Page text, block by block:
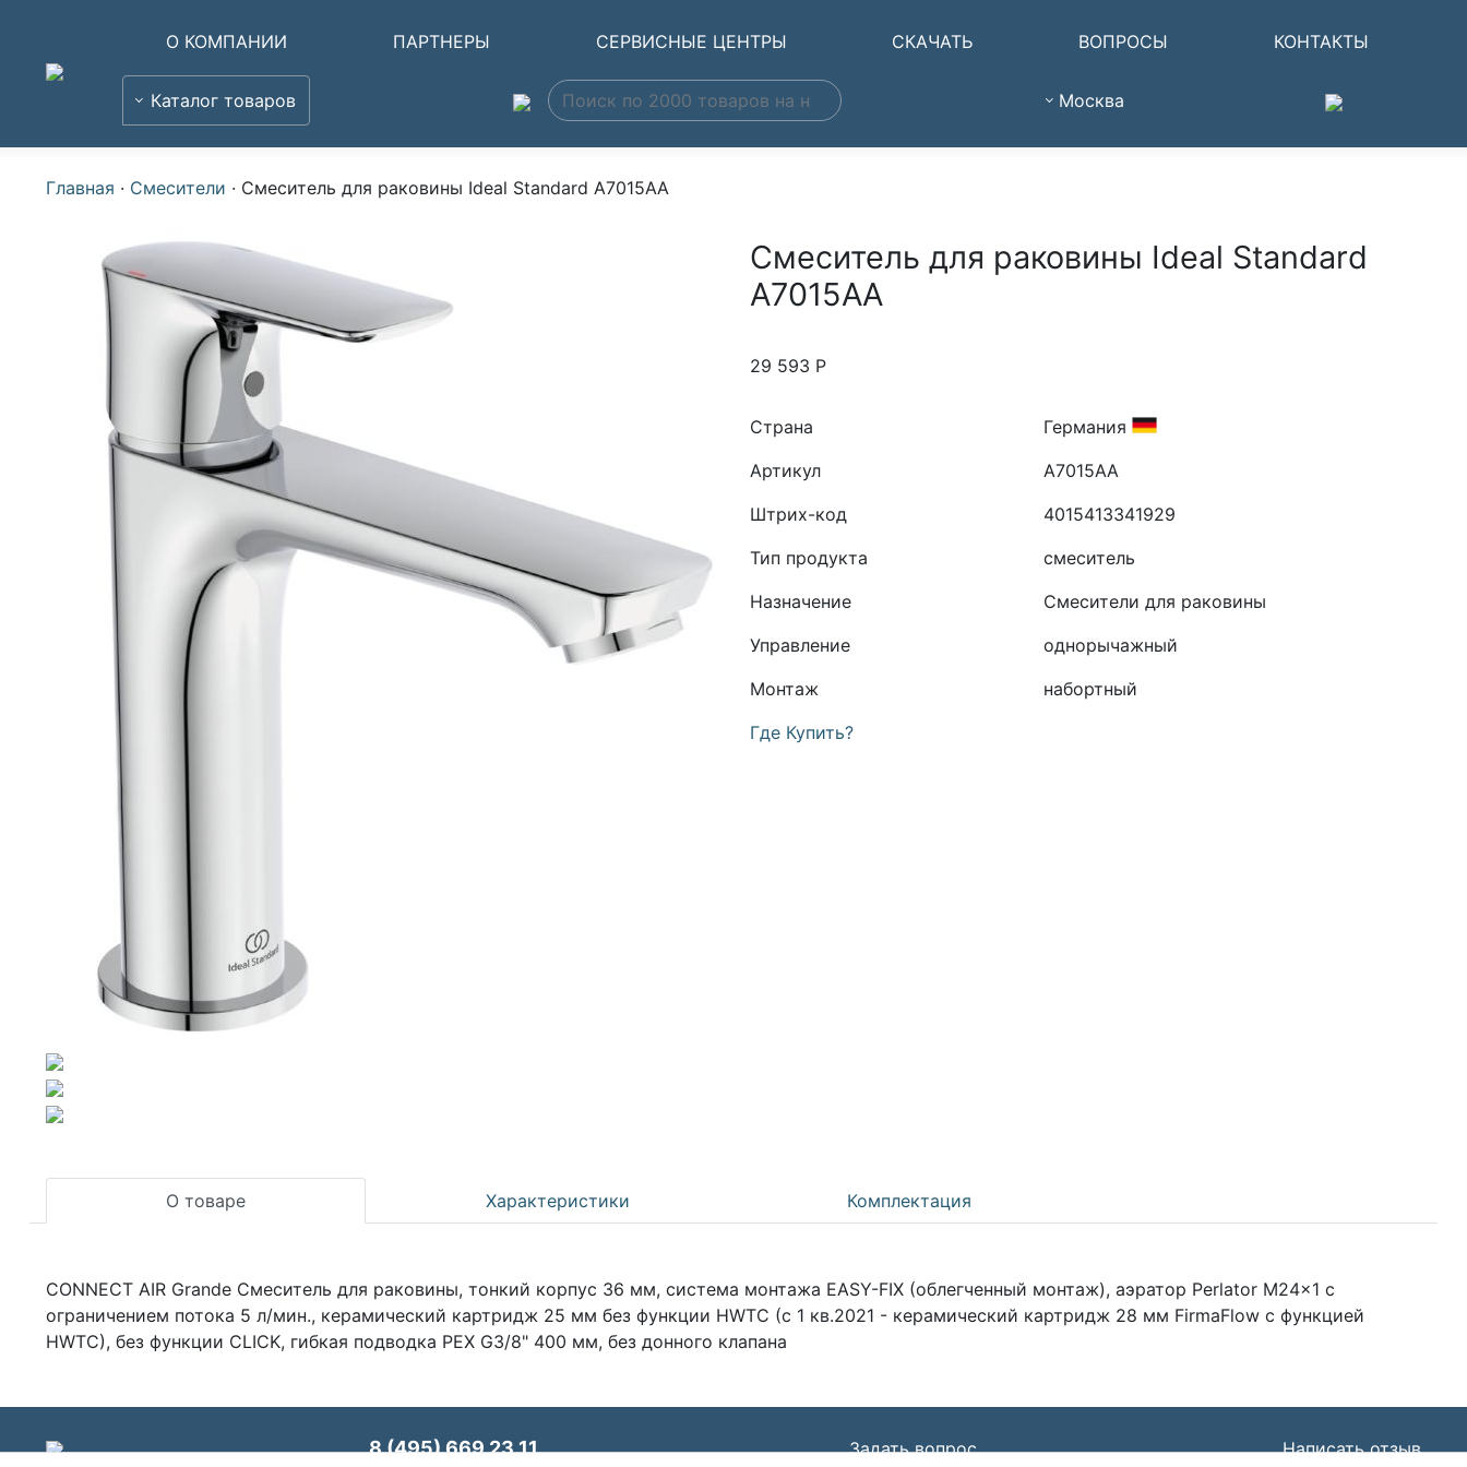
О КОМПАНИИ ПАРТНЕРЫ СЕРВИСНЫЕ ЦЕНТРЫ СКАЧАТЬ ВОПРОСЫ КОНТАКТЫ
Каталог товаров Москва
Главная · Смесители · Смеситель для раковины Ideal Standard A7015AA
Смеситель для раковины Ideal Standard
A7015AA
29 593 Р
Страна
Германия
Артикул
A7015AA
Штрих-код
4015413341929
Тип продукта
смеситель
Назначение
Смесители для раковины
Управление
однорычажный
Монтаж
набортный
Где Купить?
О товаре Характеристики Комплектация
CONNECT AIR Grande Смеситель для раковины, тонкий корпус 36 мм, система монтажа EASY-FIX (облегченный монтаж), аэратор Perlator M24x1 с
ограничением потока 5 л/мин., керамический картридж 25 мм без функции HWTC (с 1 кв.2021 - керамический картридж 28 мм FirmaFlow с функцией
HWTC), без функции CLICK, гибкая подводка PEX G3/8" 400 мм, без донного клапана
8 (495) 669 23 11 Задать вопрос Написать отзыв